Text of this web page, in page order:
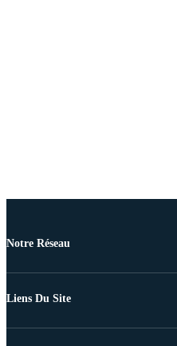
Notre Réseau
Liens Du Site